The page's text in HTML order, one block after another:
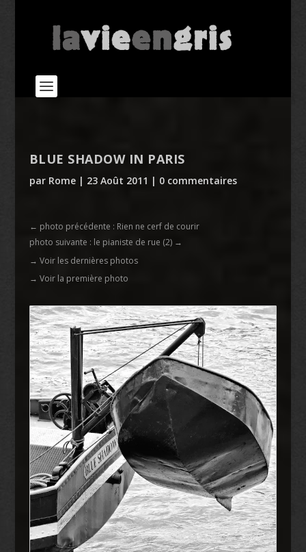
BLUE SHADOW IN PARIS
par Rome| 23 Août 2011 | 0 commentaires
← photo précédente : Rien ne cerf de courir
photo suivante : le pianiste de rue (2)→
→ Voir les dernières photos
→ Voir la première photo